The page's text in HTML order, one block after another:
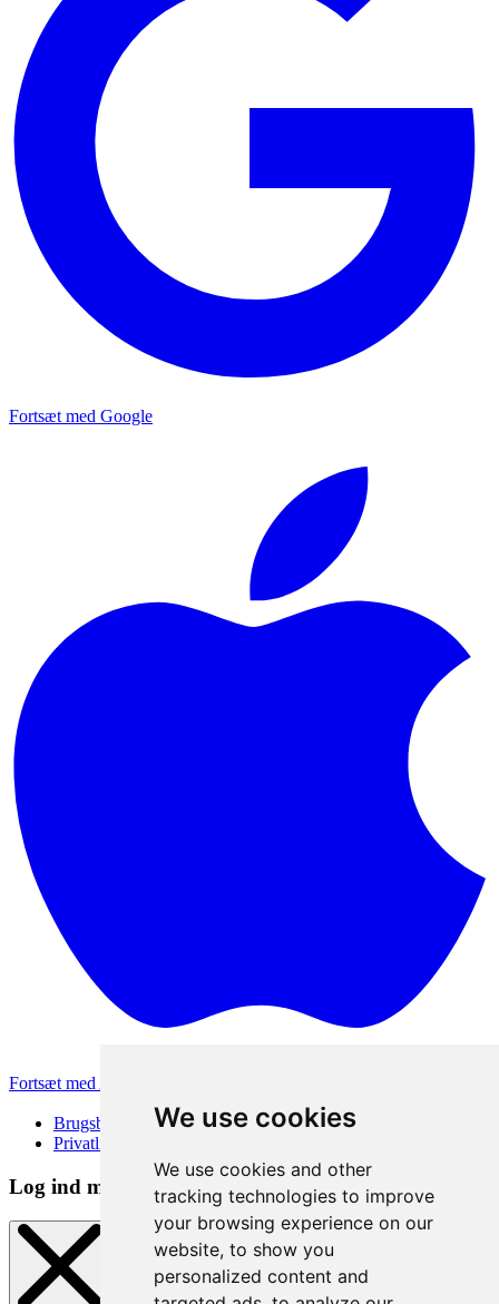
We use cookies
We use cookies and other
tracking technologies to improve
your browsing experience on our
website, to show you
personalized content and
Fortsæt med Google
Fortsæt med Apple
Brugsbetingelser
Privatlivspolitik
Log ind metode